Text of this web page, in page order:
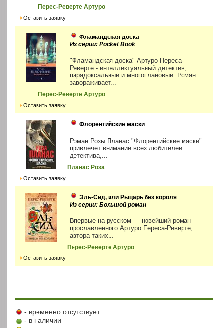
Перес-Реверте Артуро
Оставить заявку
Фламандская доска
Из серии: Pocket Book
"Фламандская доска" Артуро Переса-
Реверте - интеллектуальный детектив,
парадоксальный и многоплановый. Роман
завораживает...
Перес-Реверте Артуро
Оставить заявку
Флорентийские маски
Роман Розы Планас "Флорентийские маски"
привлечет внимание всех любителей
детектива,...
Планас Роза
Оставить заявку
Эль-Сид, или Рыцарь без короля
Из серии: Большой роман
Впервые на русском — новейший роман
прославленного Артуро Переса-Реверте,
автора таких...
Перес-Реверте Артуро
Оставить заявку
- временно отсутствует
- в наличии